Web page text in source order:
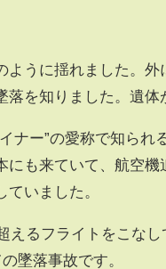
ように揺れました。
落を知りました。遺体
ナー”の愛称で知られ
にも来ていて、航空
ていました。
えるフライトをこな
墜落事故です。